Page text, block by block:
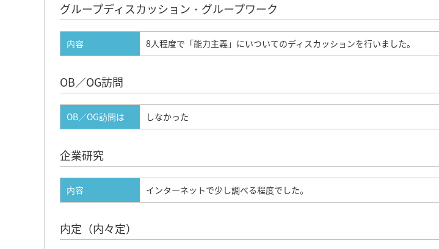
グループディスカッション・グループワーク
内容 8人程度で「能力主義」にいついてのディスカッションを行いました。
OB／OG訪問
OB／OG訪問は しなかった
企業研究
内容 インターネットで少し調べる程度でした。
内定（内々定）